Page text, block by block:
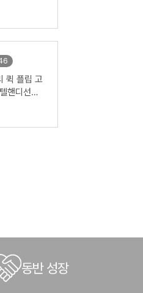
디스펀지
퀵 플립 고
핸디선풍
동반 성장